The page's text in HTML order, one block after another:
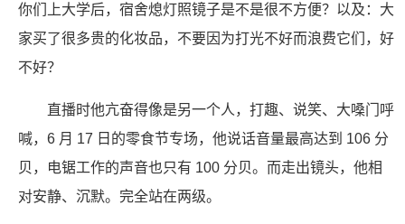
你们上大学后，宿舍熄灯照镜子是不是很不方便？以及：大
家买了很多贵的化妆品，不要因为打光不好而浪费它们，好
不好？
直播时他亢奋得像是另一个人，打趣、说笑、大嗓门呼
喊，6 月 17 日的零食节专场，他说话音量最高达到 106 分
贝，电锯工作的声音也只有 100 分贝。而走出镜头，他相
对安静、沉默。完全站在两级。